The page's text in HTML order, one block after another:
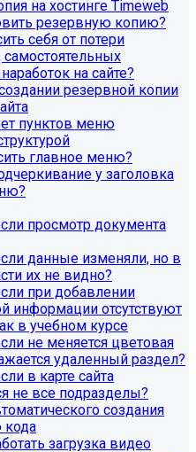
ограничена
1С-Битрикс на
Рекомендуемая
на хостинге Timeweb
резервную копию?
себя от потери
на сайте?
резервной копии
пунктов меню
главное меню?
у заголовка
просмотр документа
данные изменяли, но в
их не видно?
при добавлении
информации отсутствуют
в учебном курсе
не меняется цветовая
удаленный раздел?
в карте сайта
не все подразделы?
создания
кода
загрузка видео